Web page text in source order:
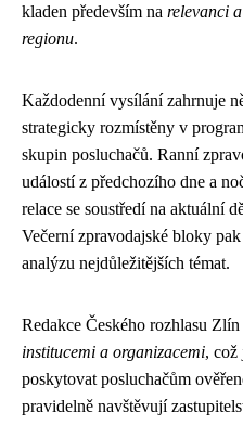
kladen především na relevanci
regionu.
Každodenní vysílání zahrnuje
strategicky rozmístěny v
skupin posluchačů. Ranní
událostí z předchozího dne a
relace se soustředí na aktuální
Večerní zpravodajské bloky
analýzu nejdůležitějších témat.
Redakce Českého rozhlasu
institucemi a organizacemi, což
poskytovat posluchačům
pravidelně navštěvují